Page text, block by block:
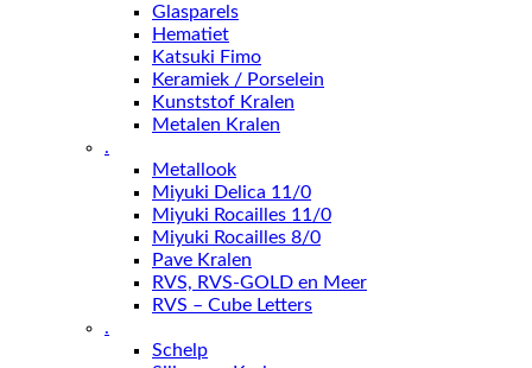
Glasparels
Hematiet
Katsuki Fimo
Keramiek / Porselein
Kunststof Kralen
Metalen Kralen
.
Metallook
Miyuki Delica 11/0
Miyuki Rocailles 11/0
Miyuki Rocailles 8/0
Pave Kralen
RVS, RVS-GOLD en Meer
RVS – Cube Letters
.
Schelp